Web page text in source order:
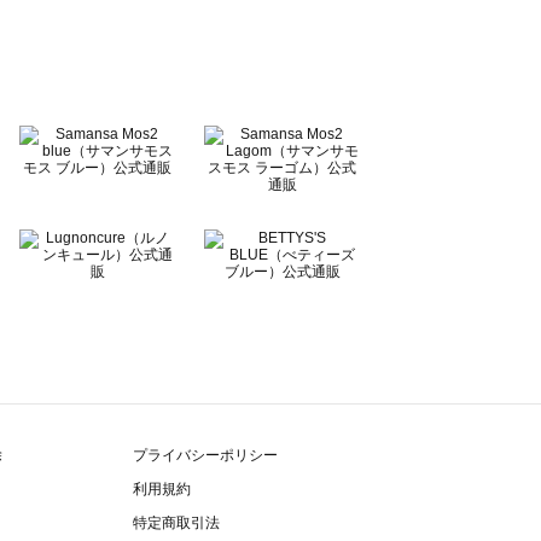
プライバシーポリシー
利用規約
特定商取引法